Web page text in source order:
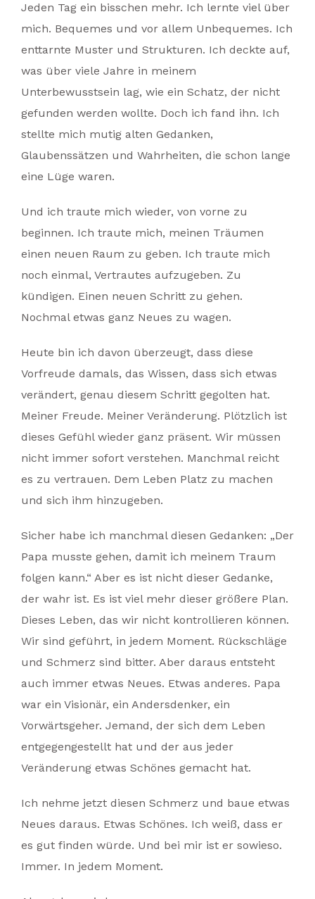
Jeden Tag ein bisschen mehr. Ich lernte viel über
mich. Bequemes und vor allem Unbequemes. Ich
enttarnte Muster und Strukturen. Ich deckte auf,
was über viele Jahre in meinem
Unterbewusstsein lag, wie ein Schatz, der nicht
gefunden werden wollte. Doch ich fand ihn. Ich
stellte mich mutig alten Gedanken,
Glaubenssätzen und Wahrheiten, die schon lange
eine Lüge waren.
Und ich traute mich wieder, von vorne zu
beginnen. Ich traute mich, meinen Träumen
einen neuen Raum zu geben. Ich traute mich
noch einmal, Vertrautes aufzugeben. Zu
kündigen. Einen neuen Schritt zu gehen.
Nochmal etwas ganz Neues zu wagen.
Heute bin ich davon überzeugt, dass diese
Vorfreude damals, das Wissen, dass sich etwas
verändert, genau diesem Schritt gegolten hat.
Meiner Freude. Meiner Veränderung. Plötzlich ist
dieses Gefühl wieder ganz präsent. Wir müssen
nicht immer sofort verstehen. Manchmal reicht
es zu vertrauen. Dem Leben Platz zu machen
und sich ihm hinzugeben.
Sicher habe ich manchmal diesen Gedanken: „Der
Papa musste gehen, damit ich meinem Traum
folgen kann.“ Aber es ist nicht dieser Gedanke,
der wahr ist. Es ist viel mehr dieser größere Plan.
Dieses Leben, das wir nicht kontrollieren können.
Wir sind geführt, in jedem Moment. Rückschläge
und Schmerz sind bitter. Aber daraus entsteht
auch immer etwas Neues. Etwas anderes. Papa
war ein Visionär, ein Andersdenker, ein
Vorwärtsgeher. Jemand, der sich dem Leben
entgegengestellt hat und der aus jeder
Veränderung etwas Schönes gemacht hat.
Ich nehme jetzt diesen Schmerz und baue etwas
Neues daraus. Etwas Schönes. Ich weiß, dass er
es gut finden würde. Und bei mir ist er sowieso.
Immer. In jedem Moment.